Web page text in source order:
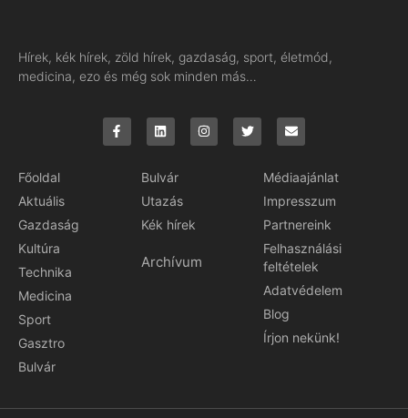
Hírek, kék hírek, zöld hírek, gazdaság, sport, életmód,
medicina, ezo és még sok minden más…
Főoldal
Aktuális
Gazdaság
Kultúra
Technika
Medicina
Sport
Gasztro
Bulvár
Bulvár
Utazás
Kék hírek
Archívum
Médiaajánlat
Impresszum
Partnereink
Felhasználási
feltételek
Adatvédelem
Blog
Írjon nekünk!